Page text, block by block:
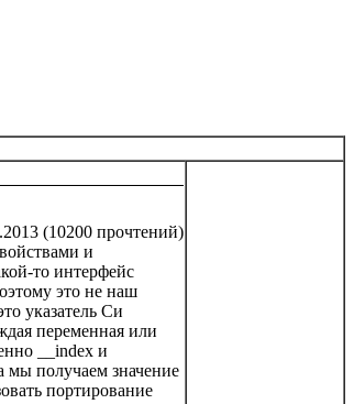
(10200 прочтений)
и
то интерфейс
это не наш
указатель Си
переменная или
__ index и
мы получаем значение
портирование